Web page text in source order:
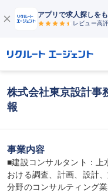
アプリで求人探しを
レビュー高
株式会社東京設計事
報
事業内容
■建設コンサルタント：上
おける調査、計画、設計
分野のコンサルティング